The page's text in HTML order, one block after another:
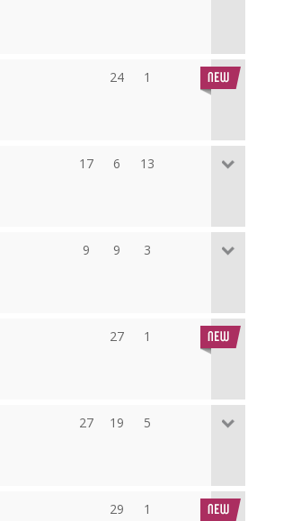
24 1
17 6 13
9 9 3
27 1
27 19 5
29 1